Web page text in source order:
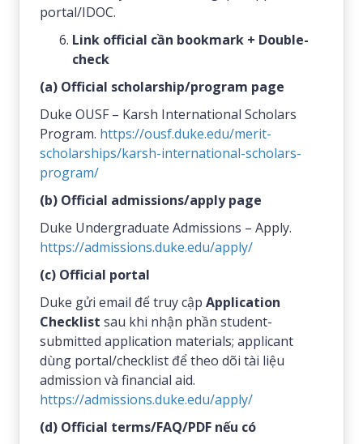
portal/IDOC.
Link official cần bookmark + Double-
check
(a) Official scholarship/program page
Duke OUSF – Karsh International Scholars
Program. https://ousf.duke.edu/merit-
scholarships/karsh-international-scholars-
program/
(b) Official admissions/apply page
Duke Undergraduate Admissions – Apply.
https://admissions.duke.edu/apply/
(c) Official portal
Duke gửi email để truy cậpApplication
Checklist sau khi nhận phần student-
submitted application materials; applicant
dùng portal/checklist để theo dõi tài liệu
admission và financial aid.
https://admissions.duke.edu/apply/
(d) Official terms/FAQ/PDF nếu có